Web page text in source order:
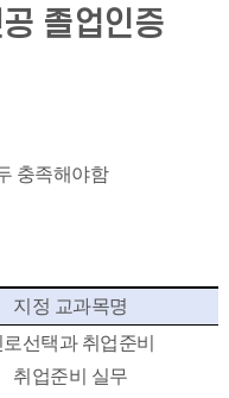
졸업인증
충족해야함
지정 교과목명
로선택과 취업준비
취업준비 실무